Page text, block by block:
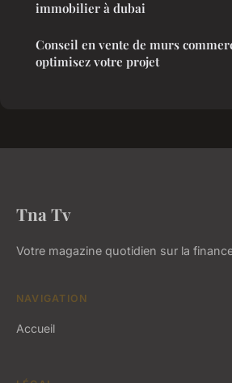
immobilier à dubai
Conseil en vente de murs
optimisez votre projet
Tna Tv
Votre magazine quotidien sur la
NAVIGATION
Accueil